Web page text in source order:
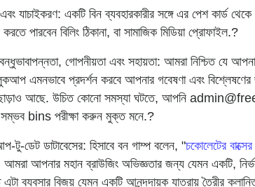
যাচাইকরণ: একটি বিন ব্যবহারকারীর সঙ্গে এর পেশ কার্ড
করতে পারবেন বিলিং ঠিকানা, বা সামাজিক মিডিয়া প্রোফাইল.?
গোপনীয়তা এবং সহায়তা: আমরা নিশ্চিত যে
এমনভাবে প্রদর্শন করবে আপনার গবেষণা এবং
আছে. উচিত কোনো সমস্যা ঘটতে, আপনি
সম্ভব bins পরীক্ষা করুন মুক্ত মনে.?
ডেট ডাটাবেসের: হিসাবে বন গাম্প বলেন, "চকোলেটের
আমরা আপনার মহান ব্রাউজিং অভিজ্ঞতার জন্য যেমন একটি,
ব্যবসার বিজয় যেমন একটি আনন্দদায়ক যাত্রায় তৈরীর